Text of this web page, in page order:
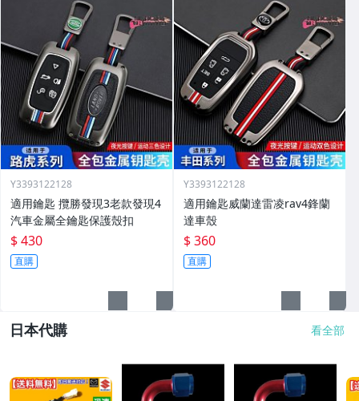
Y3393122128
適用鑰匙 攬勝發現3老款發現4
汽車金屬全鑰匙保護殼扣
$ 430
直購
Y3393122128
適用鑰匙威蘭達雷凌rav4鋒蘭
達車殼
$ 360
直購
日本代購 看全部